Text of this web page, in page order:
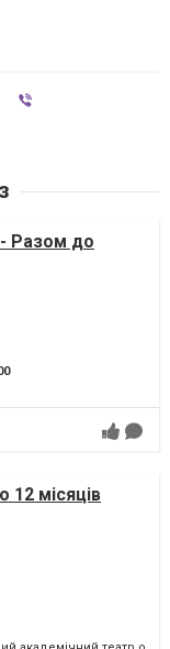
Разом до
12 місяців